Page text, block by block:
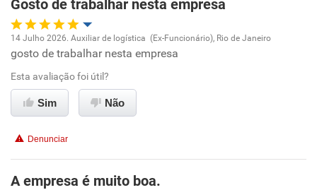
Recomenda esta empresa
Recomenda a diretoria
Gosto de trabalhar nesta empresa
Oportunidade de promoção
Ambiente de trabalho
Benefícios
14 Julho 2026. Auxiliar de logística (Ex-Funcionário), Rio de Janeiro
gosto de trabalhar nesta empresa
Esta avaliação foi útil?
Sim Não
Denunciar
A empresa é muito boa.